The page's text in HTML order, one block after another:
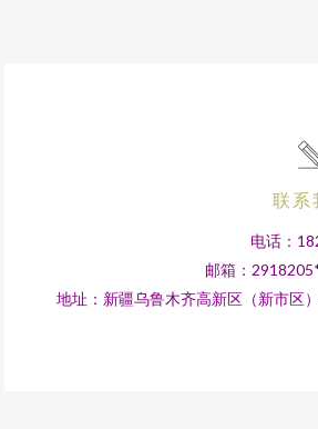
联系
电话：
邮箱：
地址：新疆乌鲁木齐高新区（新市区